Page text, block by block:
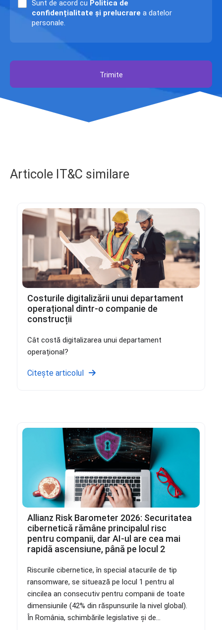
Sunt de acord cu Politica de
confidențialitate și prelucrare a datelor
personale.
Trimite
Articole IT&C similare
Costurile digitalizării unui departament
operațional dintr-o companie de
construcții
Cât costă digitalizarea unui departament
operațional?
Citește articolul
Allianz Risk Barometer 2026: Securitatea
cibernetică rămâne principalul risc
pentru companii, dar AI-ul are cea mai
rapidă ascensiune, până pe locul 2
Riscurile cibernetice, în special atacurile de tip
ransomware, se situează pe locul 1 pentru al
cincilea an consecutiv pentru companii de toate
dimensiunile (42% din răspunsurile la nivel global).
În România, schimbările legislative și de...